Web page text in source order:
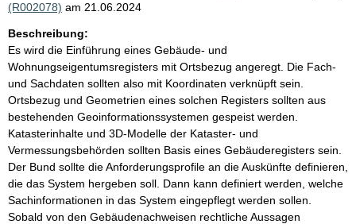
(R002078) am 21.06.2024
Beschreibung:
Es wird die Einführung eines Gebäude- und
Wohnungseigentumsregisters mit Ortsbezug angeregt. Die Fach-
und Sachdaten sollten also mit Koordinaten verknüpft sein.
Ortsbezug und Geometrien eines solchen Registers sollten aus
bestehenden Geoinformationssystemen gespeist werden.
Katasterinhalte und 3D-Modelle der Kataster- und
Vermessungsbehörden sollten Basis eines Gebäuderegisters sein.
Der Bund sollte die Anforderungsprofile an die Auskünfte definieren,
die das System hergeben soll. Dann kann definiert werden, welche
Sachinformationen in das System eingepflegt werden sollen.
Sobald von den Gebäudenachweisen rechtliche Aussagen